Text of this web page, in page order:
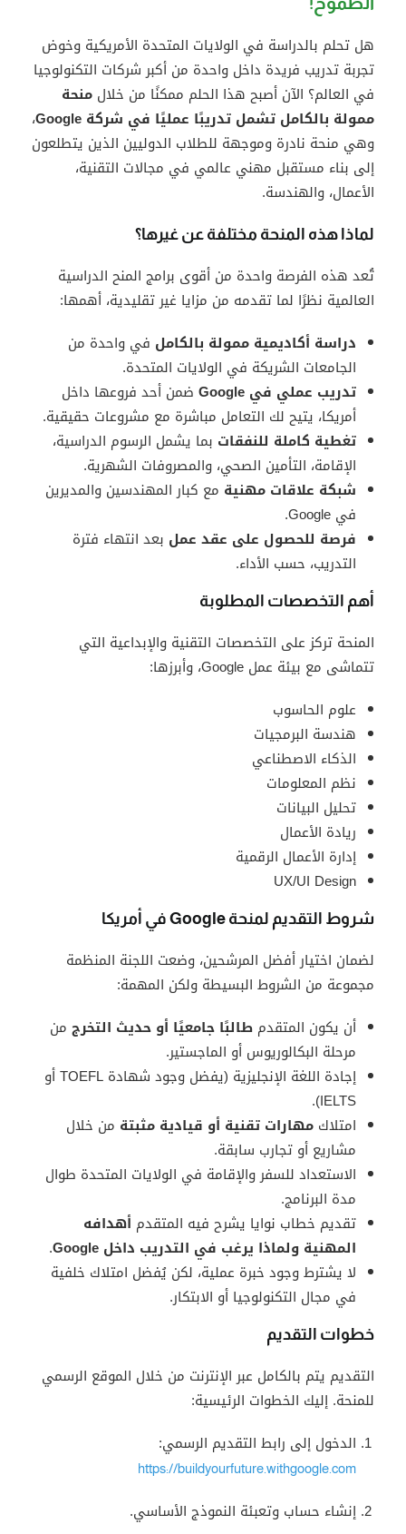
هل تحلم بالدراسة في الولايات المتحدة الأمريكية وخوض
تجربة تدريب فريدة داخل واحدة من أكبر شركات التكنولوجيا
في العالم؟ الآن أصبح هذا الحلم ممكنًا من خلال منحة
ممولة بالكامل تشمل تدريبًا عمليًا في شركة Google
،
وهي منحة نادرة وموجهة للطلاب الدوليين الذين يتطلعون
إلى بناء مستقبل مهني عالمي في مجالات التقنية،
الأعمال، والهندسة.
لماذا هذه المنحة مختلفة عن غيرها؟
تُعد هذه الفرصة واحدة من أقوى برامج المنح الدراسية
العالمية نظرًا لما تقدمه من مزايا غير تقليدية، أهمها:
دراسة أكاديمية ممولة بالكامل في واحدة من
الجامعات الشريكة في الولايات المتحدة.
تدريب عملي في Google
ضمن أحد فروعها داخل
أمريكا، يتيح لك التعامل مباشرة مع مشروعات حقيقية.
تغطية كاملة للنفقات بما يشمل الرسوم الدراسية،
الإقامة، التأمين الصحي، والمصروفات الشهرية.
شبكة علاقات مهنية مع كبار المهندسين والمديرين
في Google.
فرصة للحصول على عقد عمل بعد انتهاء فترة
التدريب، حسب الأداء.
أهم التخصصات المطلوبة
المنحة تركز على التخصصات التقنية والإبداعية التي
تتماشى مع بيئة عمل Google، وأبرزها:
علوم الحاسوب
هندسة البرمجيات
الذكاء الاصطناعي
نظم المعلومات
تحليل البيانات
ريادة الأعمال
إدارة الأعمال الرقمية
UX/UI Design
شروط التقديم لمنحة Google في أمريكا
لضمان اختيار أفضل المرشحين، وضعت اللجنة المنظمة
مجموعة من الشروط البسيطة ولكن المهمة:
أن يكون المتقدم طالبًا جامعيًا أو حديث التخرج من
مرحلة البكالوريوس أو الماجستير.
إجادة اللغة الإنجليزية (يفضل وجود شهادة TOEFL أو
IELTS).
امتلاك مهارات تقنية أو قيادية مثبتة من خلال
مشاريع أو تجارب سابقة.
الاستعداد للسفر والإقامة في الولايات المتحدة طوال
مدة البرنامج.
تقديم خطاب نوايا يشرح فيه المتقدم أهدافه
المهنية ولماذا يرغب في التدريب داخل Google
.
لا يشترط وجود خبرة عملية، لكن يُفضل امتلاك خلفية
في مجال التكنولوجيا أو الابتكار.
خطوات التقديم
التقديم يتم بالكامل عبر الإنترنت من خلال الموقع الرسمي
للمنحة. إليك الخطوات الرئيسية:
الدخول إلى رابط التقديم الرسمي:
https://buildyourfuture.withgoogle.com
إنشاء حساب وتعبئة النموذج الأساسي.